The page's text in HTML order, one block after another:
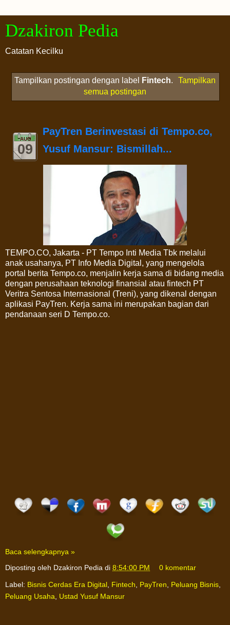
Dzakiron Pedia
Catatan Kecilku
Tampilkan postingan dengan label Fintech.
Tampilkan
semua postingan
AUG
09
PayTren Berinvestasi di Tempo.co,
Yusuf Mansur: Bismillah...
TEMPO.CO, Jakarta - PT Tempo Inti Media Tbk melalui
anak usahanya, PT Info Media Digital, yang mengelola
portal berita Tempo.co, menjalin kerja sama di bidang media
dengan perusahaan teknologi finansial atau fintech PT
Veritra Sentosa Internasional (Treni), yang dikenal dengan
aplikasi PayTren. Kerja sama ini merupakan bagian dari
pendanaan seri D Tempo.co.
Baca selengkapnya »
Diposting oleh Dzakiron Pedia di 8:54:00 PM 0 komentar
Label: Bisnis Cerdas Era Digital, Fintech, PayTren, Peluang Bisnis,
Peluang Usaha, Ustad Yusuf Mansur